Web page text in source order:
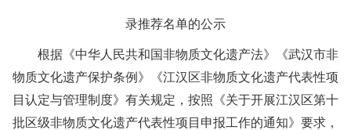
录推荐名单的公示
根据《中华人民共和国非物质文化遗产法》《武汉市非
物质文化遗产保护条例》《江汉区非物质文化遗产代表性项
目认定与管理制度》有关规定，按照《关于开展江汉区第十
批区级非物质文化遗产代表性项目申报工作的通知》要求，